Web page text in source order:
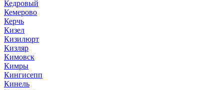
Кедровый
Кемерово
Керчь
Кизел
Кизилюрт
Кизляр
Кимовск
Кимры
Кингисепп
Кинель